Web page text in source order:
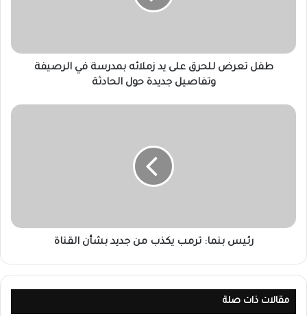
طفل تعرض للحرق على يد زملائه بمدرسة في الرصيفة
وتفاصيل جديدة حول الحادثة
رئيس بنما: ترمب يكذب من جديد بشأن القناة
مقالات ذات صلة